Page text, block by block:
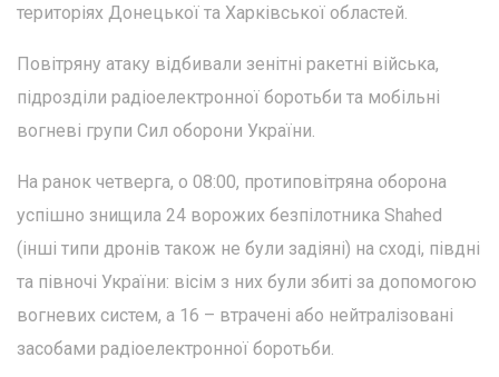
територіях Донецької та Харківської областей.
Повітряну атаку відбивали зенітні ракетні війська,
підрозділи радіоелектронної боротьби та мобільні
вогневі групи Сил оборони України.
На ранок четверга, о 08:00, протиповітряна оборона
успішно знищила 24 ворожих безпілотника Shahed
(інші типи дронів також не були задіяні) на сході, півдні
та півночі України: вісім з них були збиті за допомогою
вогневих систем, а 16 – втрачені або нейтралізовані
засобами радіоелектронної боротьби.